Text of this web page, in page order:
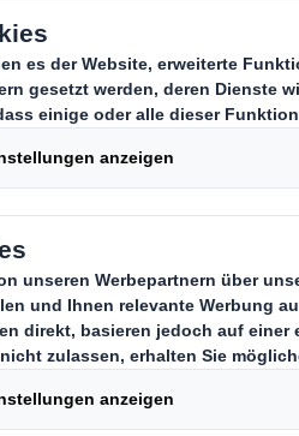
bei Arbeits- und
Ihre Kunden profitieren
Zugang zu Ihren
wiederzuverwertendem
wissen.
und Exportversand
werden, dass sie allen